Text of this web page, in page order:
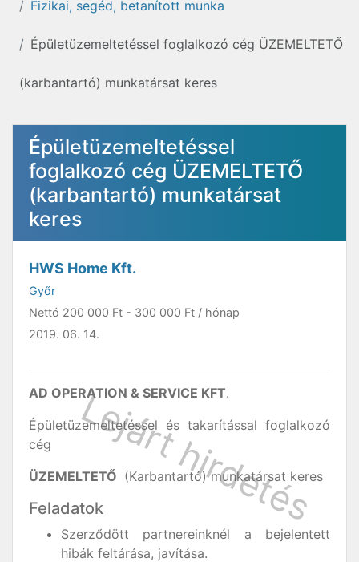
Fizikai, segéd, betanított munka
Épületüzemeltetéssel foglalkozó cég ÜZEMELTETŐ
(karbantartó) munkatársat keres
Épületüzemeltetéssel
foglalkozó cég ÜZEMELTETŐ
(karbantartó) munkatársat
keres
HWS Home Kft.
Győr
Nettó 200 000 Ft - 300 000 Ft / hónap
2019. 06. 14.
AD OPERATION & SERVICE KFT.
Épületüzemeltetéssel és takarítással foglalkozó
cég
ÜZEMELTETŐ (Karbantartó) munkatársat keres
Feladatok
Szerződött partnereinknél a bejelentett
hibák feltárása, javítása.